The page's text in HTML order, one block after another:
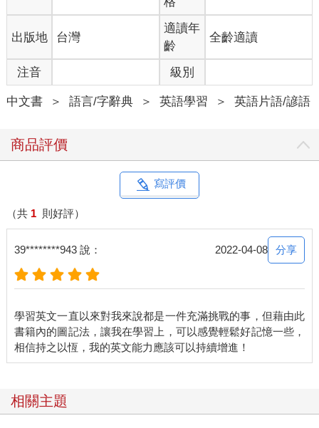
出版地 台灣
適讀年
齡
全齡適讀
注音 級別
中文書 ＞ 語言/字辭典 ＞ 英語學習 ＞ 英語片語/諺語
商品評價
寫評價
（共 1 則好評）
39********943 說： 2022-04-08 分享
學習英文一直以來對我來說都是一件充滿挑戰的事，但藉由此
書籍內的圖記法，讓我在學習上，可以感覺輕鬆好記憶一些，
相關主題